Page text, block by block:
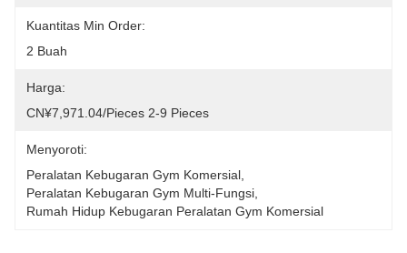
Kuantitas Min Order:
2 Buah
Harga:
CN¥7,971.04/pieces 2-9 Pieces
Menyoroti:
Peralatan Kebugaran Gym Komersial
Peralatan Kebugaran Gym Multi-Fungsi
Rumah Hidup Kebugaran Peralatan Gym Komersial